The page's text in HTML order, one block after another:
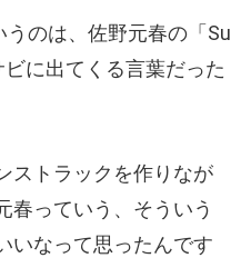
うのは、佐野元春の「Su
に出てくる言葉だった
ストラックを作りなが
春っていう、そういう
いなって思ったんです